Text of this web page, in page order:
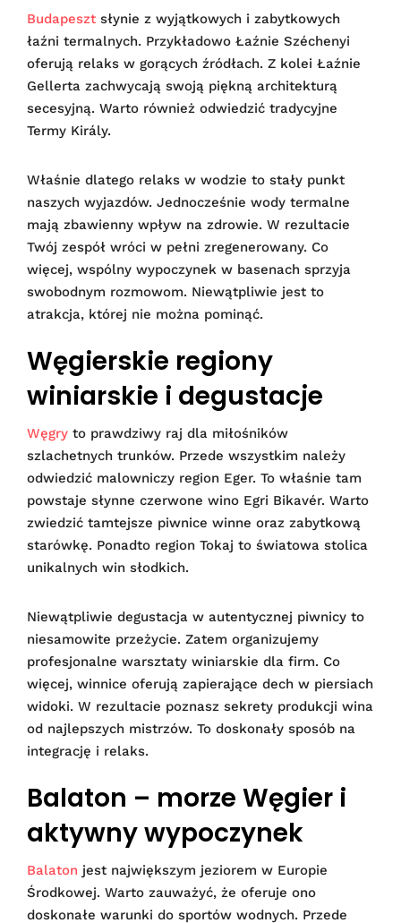
Budapeszt słynie z wyjątkowych i zabytkowych
łaźni termalnych. Przykładowo Łaźnie Széchenyi
oferują relaks w gorących źródłach. Z kolei Łaźnie
Gellerta zachwycają swoją piękną architekturą
secesyjną. Warto również odwiedzić tradycyjne
Termy Király.
Właśnie dlatego relaks w wodzie to stały punkt
naszych wyjazdów. Jednocześnie wody termalne
mają zbawienny wpływ na zdrowie. W rezultacie
Twój zespół wróci w pełni zregenerowany. Co
więcej, wspólny wypoczynek w basenach sprzyja
swobodnym rozmowom. Niewątpliwie jest to
atrakcja, której nie można pominąć.
Węgierskie regiony
winiarskie i degustacje
Węgry to prawdziwy raj dla miłośników
szlachetnych trunków. Przede wszystkim należy
odwiedzić malowniczy region Eger. To właśnie tam
powstaje słynne czerwone wino Egri Bikavér. Warto
zwiedzić tamtejsze piwnice winne oraz zabytkową
starówkę. Ponadto region Tokaj to światowa stolica
unikalnych win słodkich.
Niewątpliwie degustacja w autentycznej piwnicy to
niesamowite przeżycie. Zatem organizujemy
profesjonalne warsztaty winiarskie dla firm. Co
więcej, winnice oferują zapierające dech w piersiach
widoki. W rezultacie poznasz sekrety produkcji wina
od najlepszych mistrzów. To doskonały sposób na
integrację i relaks.
Balaton – morze Węgier i
aktywny wypoczynek
Balaton jest największym jeziorem w Europie
Środkowej. Warto zauważyć, że oferuje ono
doskonałe warunki do sportów wodnych. Przede